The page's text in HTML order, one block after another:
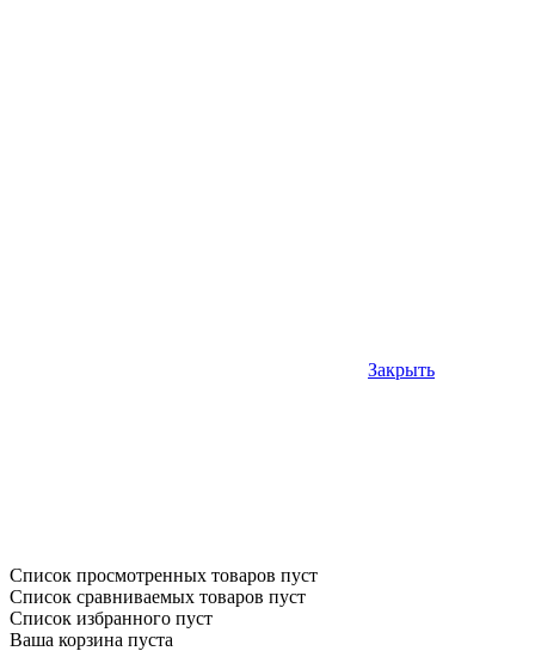
Закрыть
Список просмотренных товаров пуст
Список сравниваемых товаров пуст
Список избранного пуст
Ваша корзина пуста